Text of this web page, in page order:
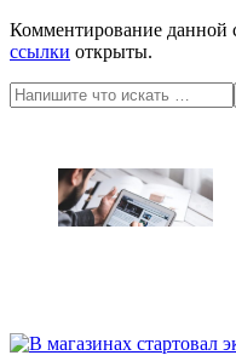
Комментирование данной
ссылки открыты.
Поиск